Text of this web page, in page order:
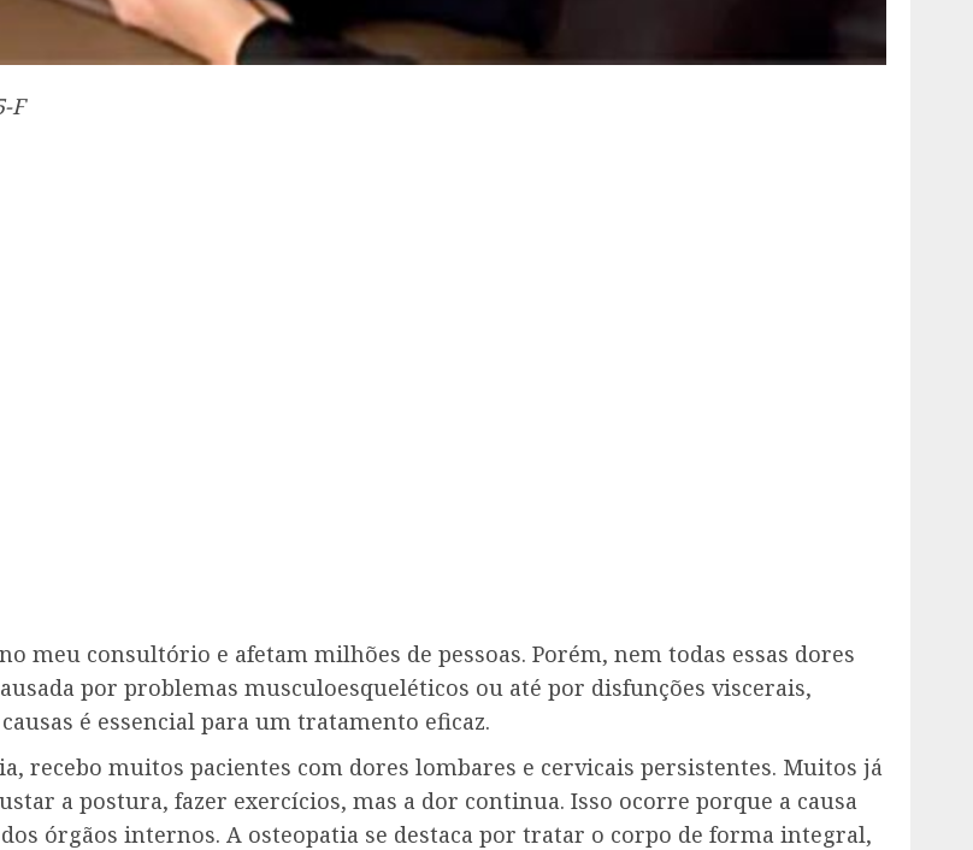
F
meu consultório e afetam milhões de pessoas. Porém, nem todas essas dores
por problemas musculoesqueléticos ou até por disfunções viscerais,
é essencial para um tratamento eficaz.
recebo muitos pacientes com dores lombares e cervicais persistentes. Muitos já
a postura, fazer exercícios, mas a dor continua. Isso ocorre porque a causa
órgãos internos. A osteopatia se destaca por tratar o corpo de forma integral,